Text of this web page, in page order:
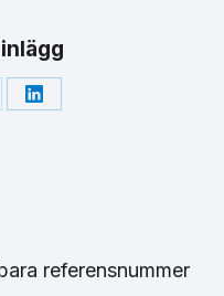
Share
referensnummer